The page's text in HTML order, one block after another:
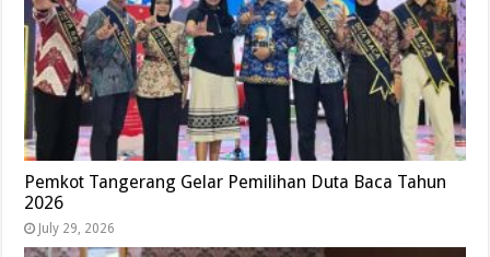
Pemkot Tangerang Gelar Pemilihan Duta Baca Tahun
2026
July 29, 2026